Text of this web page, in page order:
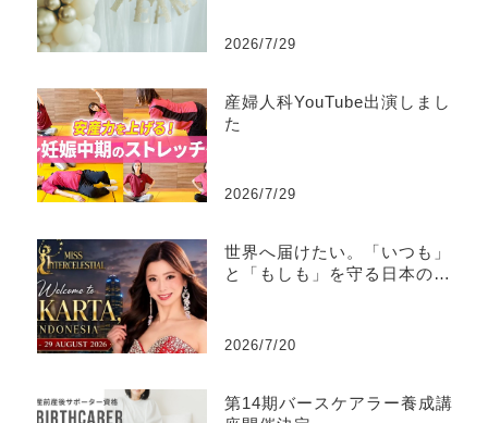
2026/7/29
産婦人科YouTube出演しまし
た
2026/7/29
世界へ届けたい。「いつも」
と「もしも」を守る日本の文
2026/7/20
第14期バースケアラー養成講